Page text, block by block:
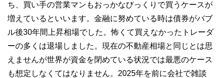
ち、買い手の営業マンもおっかなびっくりで買うケースが
増えているといいます。金融に努めている時は債券がバブ
ル後30年間上昇相場でした。怖くて買えなかったトレーダ
ーの多くは退場しました。現在の不動産相場と同じとは思
えませんが世界が資金を閉めている状況では最悪のケース
も想定しなくてはなりません。2025年を前に会社で雑談